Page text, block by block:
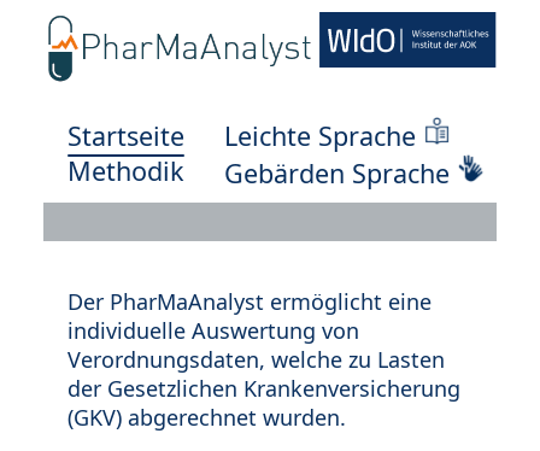
Startseite
Methodik
Leichte Sprache
Gebärden Sprache
Der PharMaAnalyst ermöglicht eine
individuelle Auswertung von
Verordnungsdaten, welche zu Lasten
der Gesetzlichen Krankenversicherung
(GKV) abgerechnet wurden.